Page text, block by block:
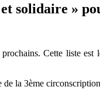
solidaire »
Cette liste
la 3ème